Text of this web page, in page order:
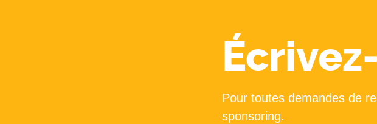
Pour toutes demandes de
sponsoring.